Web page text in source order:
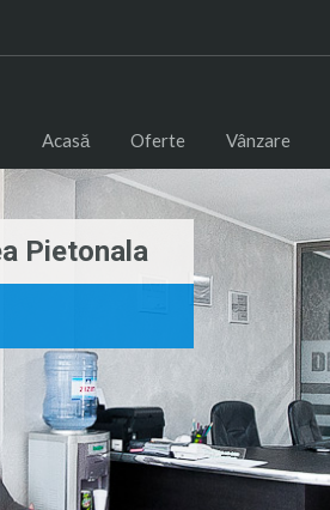
Acasă Oferte Vânzare
Pietonala